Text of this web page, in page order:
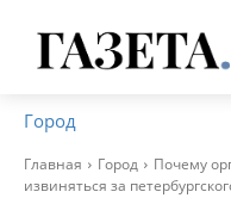
Город
Главная Город
Почему
извиняться за